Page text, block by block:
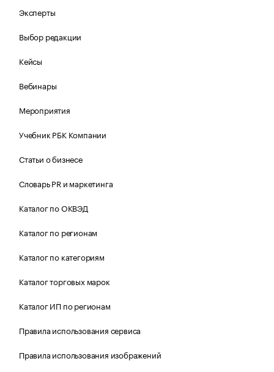
Эксперты
Выбор редакции
Кейсы
Вебинары
Мероприятия
Учебник РБК Компании
Статьи о бизнесе
Словарь PR и маркетинга
Каталог по ОКВЭД
Каталог по регионам
Каталог по категориям
Каталог торговых марок
Каталог ИП по регионам
Правила использования сервиса
Правила использования изображений